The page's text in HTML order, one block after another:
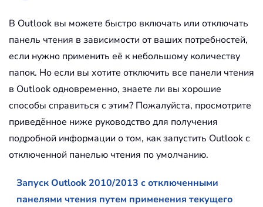
В Outlook вы можете быстро включать или отключать
панель чтения в зависимости от ваших потребностей,
если нужно применить её к небольшому количеству
папок. Но если вы хотите отключить все панели чтения
в Outlook одновременно, знаете ли вы хорошие
способы справиться с этим? Пожалуйста, просмотрите
приведённое ниже руководство для получения
подробной информации о том, как запустить Outlook с
отключенной панелью чтения по умолчанию.
Запуск Outlook 2010/2013 с отключенными
панелями чтения путем применения текущего